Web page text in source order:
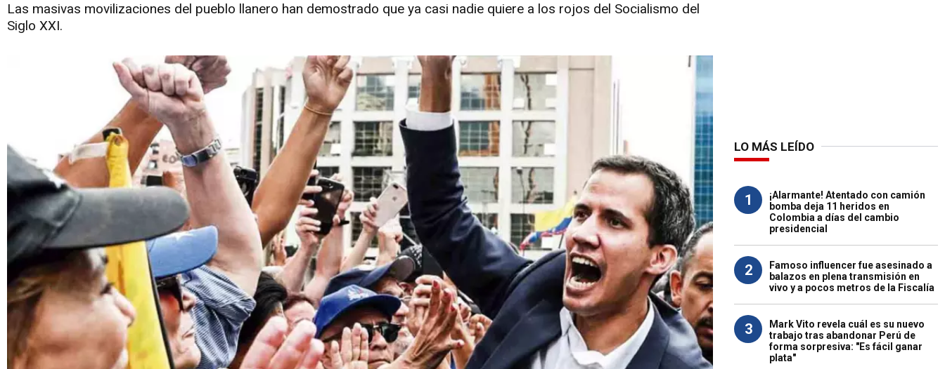
Las masivas movilizaciones del pueblo llanero han demostrado que ya casi nadie quiere a los rojos del Socialismo del
Siglo XXI.
LO MÁS LEÍDO
1
¡Alarmante! Atentado con camión
bomba deja 11 heridos en
Colombia a días del cambio
presidencial
2
Famoso influencer fue asesinado a
balazos en plena transmisión en
vivo y a pocos metros de la Fiscalía
3
Mark Vito revela cuál es su nuevo
trabajo tras abandonar Perú de
forma sorpresiva: "Es fácil ganar
plata"